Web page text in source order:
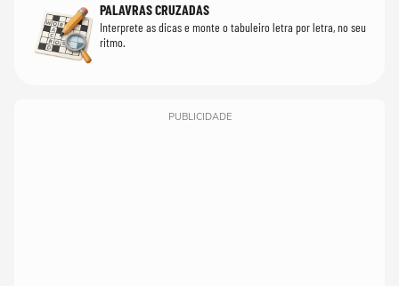
PALAVRAS CRUZADAS
Interprete as dicas e monte o tabuleiro letra por letra, no seu
ritmo.
PUBLICIDADE